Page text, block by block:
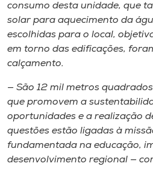
consumo desta unidade, que
solar para aquecimento da
escolhidas para o local,
em torno das edificações,
calçamento.
— São 12 mil metros
que promovem a
oportunidades e a realização
questões estão ligadas à
fundamentada na educação,
desenvolvimento regional —